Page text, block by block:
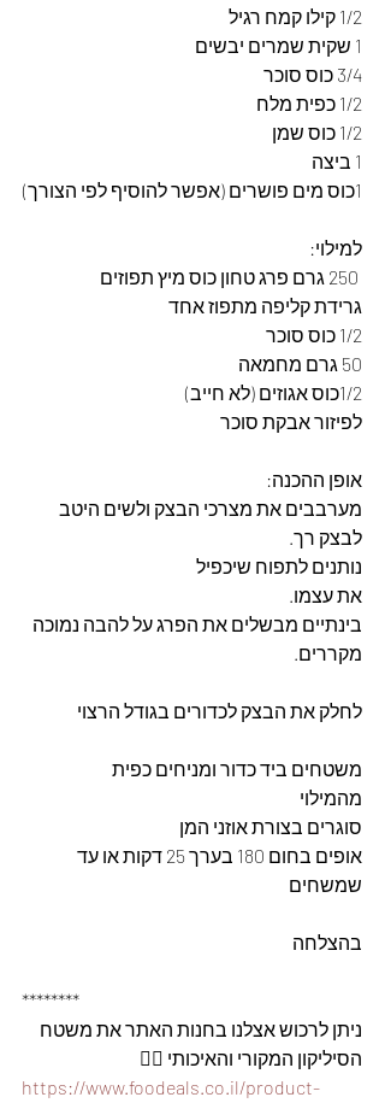
1/2 קילו קמח רגיל
1 שקית שמרים יבשים
3/4 כוס סוכר
1/2 כפית מלח
1/2 כוס שמן
1 ביצה
1כוס מים פושרים (אפשר להוסיף לפי הצורך)
למילוי:
גרידת קליפה מתפוז אחד
1/2 כוס סוכר
50 גרם מחמאה
1/2כוס אגוזים (לא חייב)
לפיזור אבקת סוכר
אופן ההכנה:
מערבבים את מצרכי הבצק ולשים היטב
לבצק רך.
נותנים לתפוח שיכפיל
את עצמו.
בינתיים מבשלים את הפרג על להבה נמוכה
מקררים.
לחלק את הבצק לכדורים בגודל הרצוי
משטחים ביד כדור ומניחים כפית
מהמילוי
סוגרים בצורת אוזני המן
אופים בחום 180 בערך 25 דקות או עד
שמשחים
בהצלחה
********
ניתן לרכוש אצלנו בחנות האתר את משטח
הסיליקון המקורי והאיכותי 👇🏽
https://www.foodeals.co.il/product-